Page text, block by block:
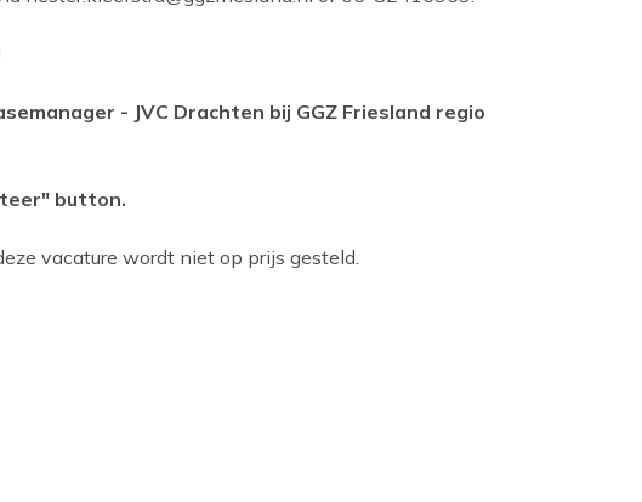
- JVC Drachten bij GGZ Friesland regio
button.
vacature wordt niet op prijs gesteld.